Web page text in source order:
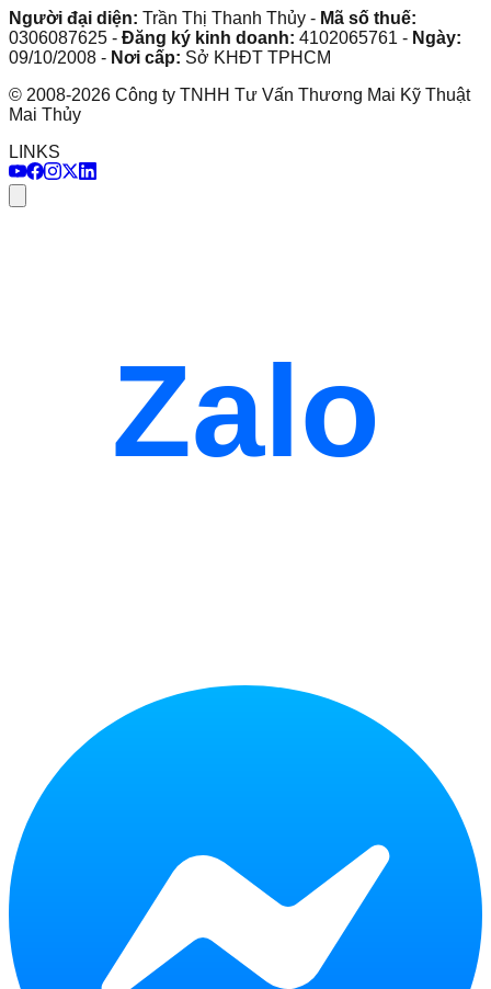
Người đại diện: Trần Thị Thanh Thủy - Mã số thuế:
0306087625 - Đăng ký kinh doanh: 4102065761 - Ngày:
09/10/2008 - Nơi cấp: Sở KHĐT TPHCM
© 2008-2026 Công ty TNHH Tư Vấn Thương Mai Kỹ Thuật
Mai Thủy
LINKS
Zalo